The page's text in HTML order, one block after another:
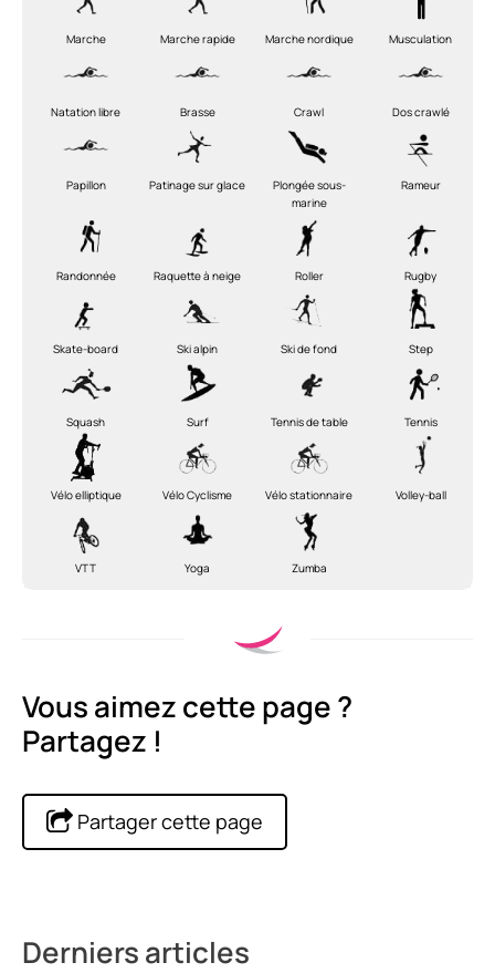
Marche Marche rapide Marche nordique Musculation
Natation libre Brasse Crawl Dos crawlé
Papillon Patinage sur glace
Plongée sous-
marine
Rameur
Randonnée Raquette à neige Roller Rugby
Skate-board Ski alpin Ski de fond Step
Squash Surf Tennis de table Tennis
Vélo elliptique Vélo Cyclisme Vélo stationnaire Volley-ball
VTT Yoga Zumba
Vous aimez cette page ?
Partagez !
Partager cette page
Derniers articles